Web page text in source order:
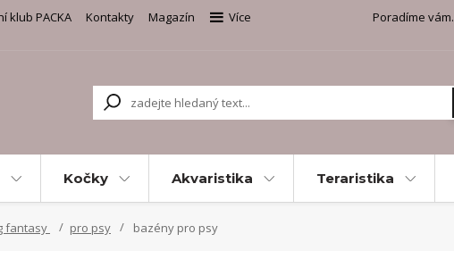
klub PACKA Kontakty Magazín
Více
Poradíme vám.
Kočky Akvaristika Teraristika
fantasy pro psy bazény pro psy